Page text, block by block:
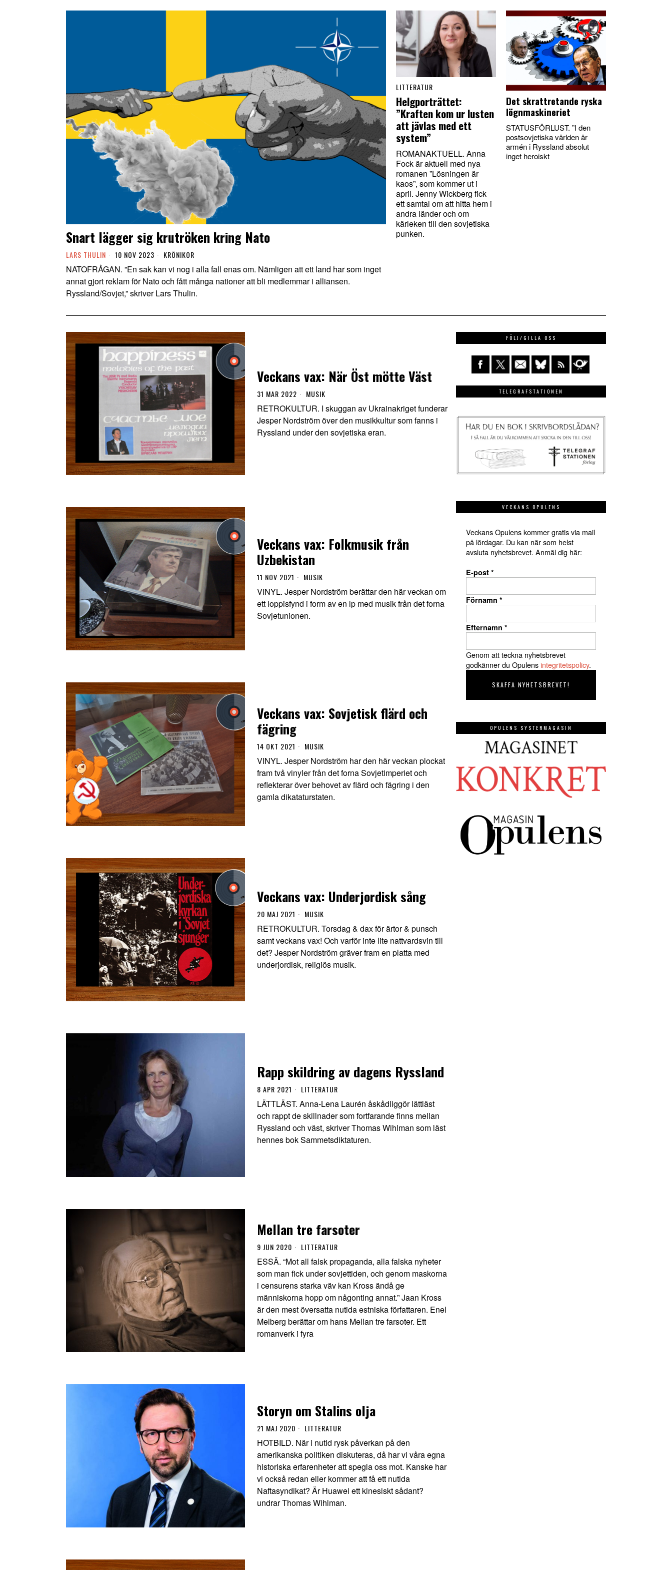
Snart lägger sig krutröken kring Nato
LARS THULIN 10 NOV 2023 KRÖNIKOR
NATOFRÅGAN. ”En sak kan vi nog i alla fall enas om. Nämligen att ett land har som inget
annat gjort reklam för Nato och fått många nationer att bli medlemmar i alliansen.
Ryssland/Sovjet,” skriver Lars Thulin.
LITTERATUR
Helgporträttet:
”Kraften kom ur lusten
att jävlas med ett
system”
ROMANAKTUELL. Anna
Fock är aktuell med nya
romanen ”Lösningen är
kaos”, som kommer ut i
april. Jenny Wickberg fick
ett samtal om att hitta hem i
andra länder och om
kärleken till den sovjetiska
punken.
Det skrattretande ryska
lögnmaskineriet
STATUSFÖRLUST. ”I den
postsovjetiska världen är
armén i Ryssland absolut
inget heroiskt
Veckans vax: När Öst mötte Väst
31 MAR 2022 MUSIK
RETROKULTUR. I skuggan av Ukrainakriget funderar
Jesper Nordström över den musikkultur som fanns i
Ryssland under den sovjetiska eran.
Veckans vax: Folkmusik från
Uzbekistan
11 NOV 2021 MUSIK
VINYL. Jesper Nordström berättar den här veckan om
ett loppisfynd i form av en lp med musik från det forna
Sovjetunionen.
Veckans vax: Sovjetisk flärd och
fägring
14 OKT 2021 MUSIK
VINYL. Jesper Nordström har den här veckan plockat
fram två vinyler från det forna Sovjetimperiet och
reflekterar över behovet av flärd och fägring i den
gamla dikataturstaten.
Veckans vax: Underjordisk sång
20 MAJ 2021 MUSIK
RETROKULTUR. Torsdag & dax för ärtor & punsch
samt veckans vax! Och varför inte lite nattvardsvin till
det? Jesper Nordström gräver fram en platta med
underjordisk, religiös musik.
Rapp skildring av dagens Ryssland
8 APR 2021 LITTERATUR
LÄTTLÄST. Anna-Lena Laurén åskådliggör lättläst
och rappt de skillnader som fortfarande finns mellan
Ryssland och väst, skriver Thomas Wihlman som läst
hennes bok Sammetsdiktaturen.
Mellan tre farsoter
9 JUN 2020 LITTERATUR
ESSÄ. “Mot all falsk propaganda, alla falska nyheter
som man fick under sovjettiden, och genom maskorna
i censurens starka väv kan Kross ändå ge
människorna hopp om någonting annat.” Jaan Kross
är den mest översatta nutida estniska författaren. Enel
Melberg berättar om hans Mellan tre farsoter. Ett
romanverk i fyra
Storyn om Stalins olja
21 MAJ 2020 LITTERATUR
HOTBILD. När i nutid rysk påverkan på den
amerikanska politiken diskuteras, då har vi våra egna
historiska erfarenheter att spegla oss mot. Kanske har
vi också redan eller kommer att få ett nutida
Naftasyndikat? Är Huawei ett kinesiskt sådant?
undrar Thomas Wihlman.
FÖLJ/GILLA OSS
TELEGRAFSTATIONEN
VECKANS OPULENS
Veckans Opulens kommer gratis via mail
på lördagar. Du kan när som helst
avsluta nyhetsbrevet. Anmäl dig här:
E-post *
Förnamn *
Efternamn *
Genom att teckna nyhetsbrevet
godkänner du Opulensintegritetspolicy.
OPULENS SYSTERMAGASIN